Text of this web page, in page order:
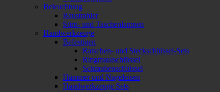
Beleuchtung
Baustrahler
Stirn- und Taschenlampen
Handwerkzeuge
Befestigen
Ratschen- und Steckschlüssel-Sets
Ringmaulschlüssel
Schraubenschlüssel
Hämmer und Nageleisen
Handwerkzeuge Sets